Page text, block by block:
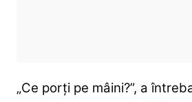
„Ce porți pe mâini?”, a